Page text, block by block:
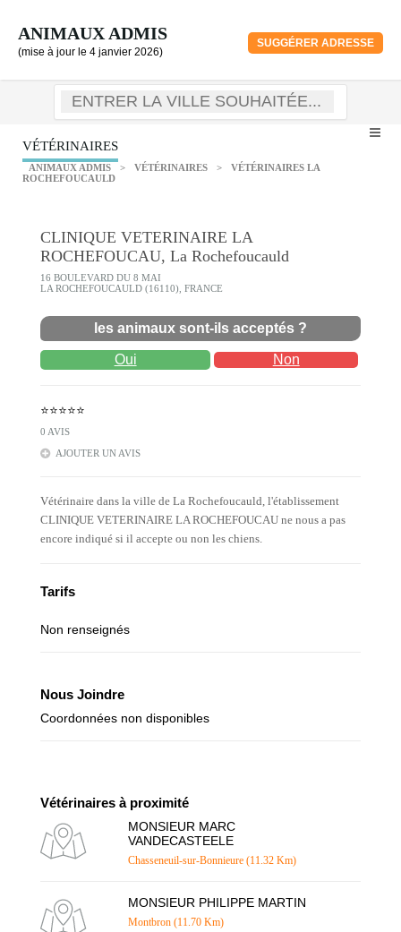
ANIMAUX ADMIS
(mise à jour le 4 janvier 2026)
SUGGÉRER ADRESSE
VÉTÉRINAIRES
ANIMAUX ADMIS > VÉTÉRINAIRES >
VÉTÉRINAIRES LA
ROCHEFOUCAULD
CLINIQUE VETERINAIRE LA
ROCHEFOUCAU, La Rochefoucauld
16 BOULEVARD DU 8 MAI
LA ROCHEFOUCAULD (16110), FRANCE
les animaux sont-ils acceptés ?
Oui Non
⭐⭐⭐⭐⭐
0 AVIS
AJOUTER UN AVIS
Vétérinaire dans la ville de La Rochefoucauld, l'établissement
CLINIQUE VETERINAIRE LA ROCHEFOUCAU ne nous a pas
encore indiqué si il accepte ou non les chiens.
Tarifs
Non renseignés
Nous Joindre
Coordonnées non disponibles
Vétérinaires à proximité
MONSIEUR MARC
VANDECASTEELE
Chasseneuil-sur-Bonnieure (11.32 Km)
MONSIEUR PHILIPPE MARTIN
Montbron (11.70 Km)